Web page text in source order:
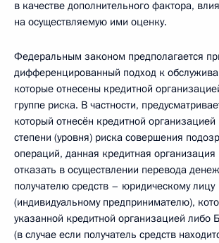
в качестве дополнительного фактора,
на осуществляемую ими оценку.
Федеральным законом предполагается
дифференцированный подход к
которые отнесены кредитной
группе риска. В частности,
который отнесён кредитной организацией
степени (уровня) риска совершения
операций, данная кредитная
отказать в осуществлении перевода
получателю средств – юридическому лицу
(индивидуальному предпринимателю),
указанной кредитной организацией либо
(в случае если получатель средств